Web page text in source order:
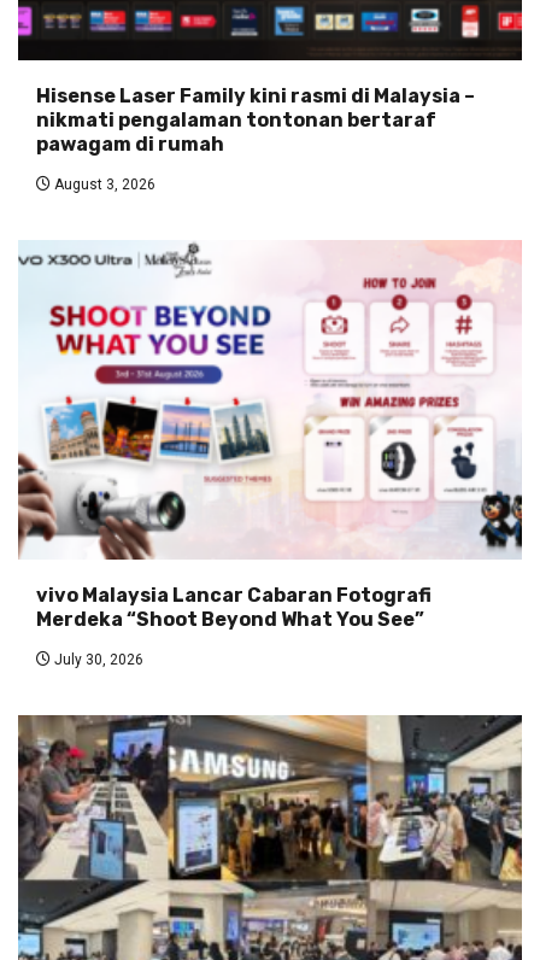
Hisense Laser Family kini rasmi di Malaysia –
nikmati pengalaman tontonan bertaraf
pawagam di rumah
August 3, 2026
vivo Malaysia Lancar Cabaran Fotografi
Merdeka “Shoot Beyond What You See”
July 30, 2026